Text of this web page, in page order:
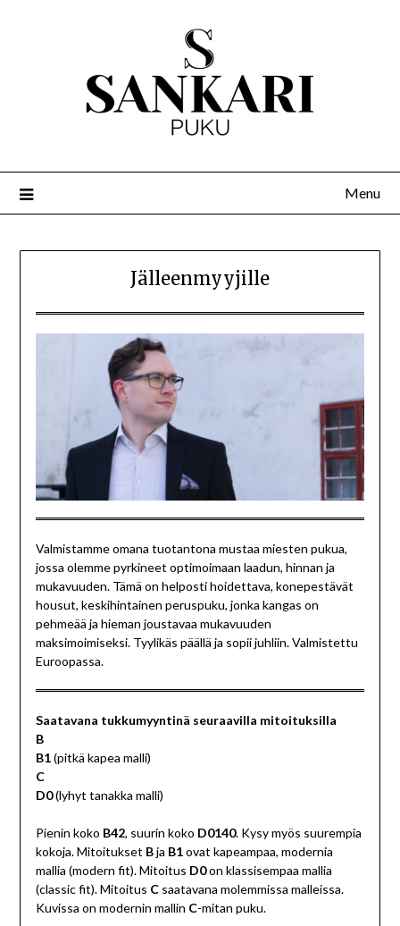
Menu
Jälleenmyyjille
Valmistamme omana tuotantona mustaa miesten pukua,
jossa olemme pyrkineet optimoimaan laadun, hinnan ja
mukavuuden. Tämä on helposti hoidettava, konepestävät
housut, keskihintainen peruspuku, jonka kangas on
pehmeää ja hieman joustavaa mukavuuden
maksimoimiseksi. Tyylikäs päällä ja sopii juhliin. Valmistettu
Euroopassa.
Saatavana tukkumyyntinä seuraavilla mitoituksilla
B
B1(pitkä kapea malli)
C
D0(lyhyt tanakka malli)
Pienin koko B42, suurin koko D0140. Kysy myös suurempia
kokoja. Mitoitukset Bja B1ovat kapeampaa, modernia
mallia (modern fit). Mitoitus D0on klassisempaa mallia
(classic fit). Mitoitus Csaatavana molemmissa malleissa.
Kuvissa on modernin mallin C-mitan puku.